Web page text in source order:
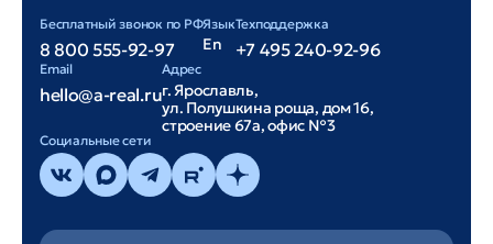
Бесплатный звонок по РФ
8 800 555-92-97
Язык
En
Техподдержка
+7 495 240-92-96
Email
hello@a-real.ru
Адрес
г. Ярославль,
ул. Полушкина роща, дом 16,
строение 67а, офис №3
Cоциальные сети